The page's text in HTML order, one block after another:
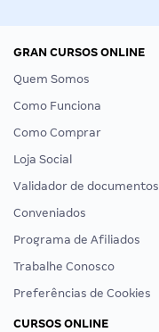
GRAN CURSOS ONLINE
Quem Somos
Como Funciona
Como Comprar
Loja Social
Validador de documentos
Conveniados
Programa de Afiliados
Trabalhe Conosco
Preferências de Cookies
CURSOS ONLINE